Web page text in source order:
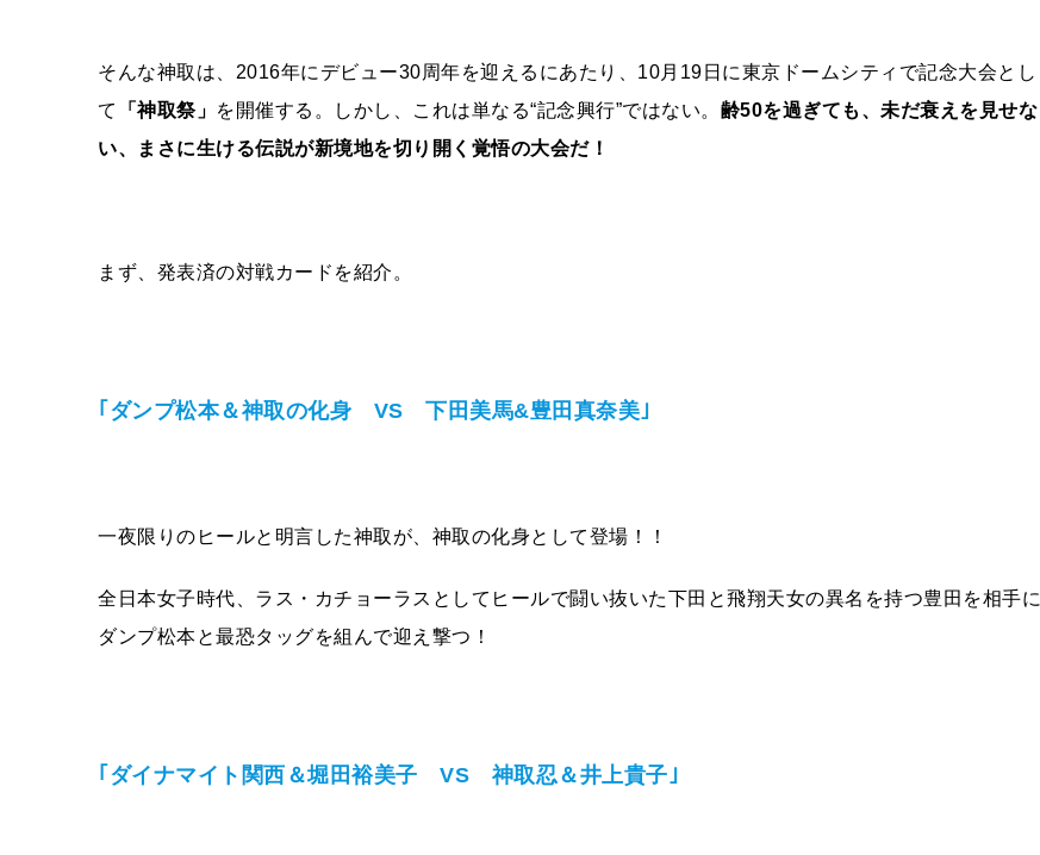
そんな神取は、 2016年にデビュー30周年を迎えるにあたり、 10月 19 日に東京ドームシティで記念大会とし
て
「神取祭」 を開催する。しかし、これは単なる“記念興行”ではない。 齢50を過ぎても、未だ衰えを見せな
い、まさに生ける伝説が新境地を切り開く覚悟の大会だ！
まず、発表済の対戦カードを紹介。
｢ダンプ松本＆神取の化身 VS 下田美馬&豊田真奈美｣
一夜限りのヒールと明言した神取が、神取の化身として登場！！
全日本女子時代、ラス・カチョーラスとしてヒールで闘い抜いた下田と飛翔天女の異名を持つ豊田を相手に
ダンプ松本と最恐タッグを組んで迎え撃つ！
｢ダイナマイト関西＆堀田裕美子 VS 神取忍＆井上貴子｣